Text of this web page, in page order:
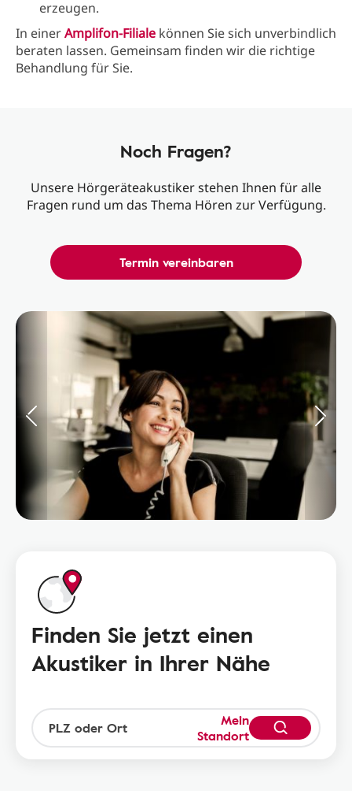
erzeugen.
In einerAmplifon-Filiale können Sie sich unverbindlich
beraten lassen. Gemeinsam finden wir die richtige
Behandlung für Sie.
Noch Fragen?
Unsere Hörgeräteakustiker stehen Ihnen für alle
Fragen rund um das Thema Hören zur Verfügung.
Termin vereinbaren
Finden Sie jetzt einen
Akustiker in Ihrer Nähe
Mein
Standort